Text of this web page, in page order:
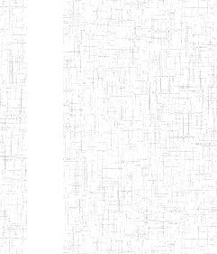
MODEL
INCLUSIVE
BILINGUAL
TEACHER
TRAINING
INSTITUTE
CEFED/SPED/TTI
SANTA